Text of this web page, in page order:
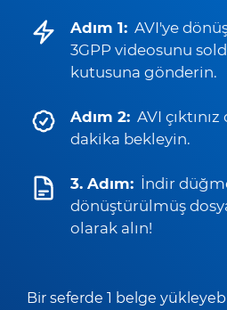
Adım 1: AVI'ye
3GPP videosunu
kutusuna gönderin.
Adım 2: AVI
dakika bekleyin.
3. Adım: İndir
dönüştürülmüş
olarak alın!
Bir seferde 1 belge